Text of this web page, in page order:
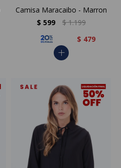
Camisa Maracaibo - Marron
$ 599 $ 1.199
$ 479
add